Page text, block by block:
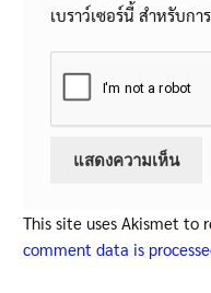
เบราว์เซอร์นี้ สำหรับก
This site uses Akismet to
comment data is